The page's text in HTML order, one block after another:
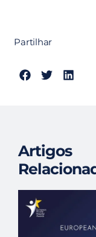
Partilhar
Artigos